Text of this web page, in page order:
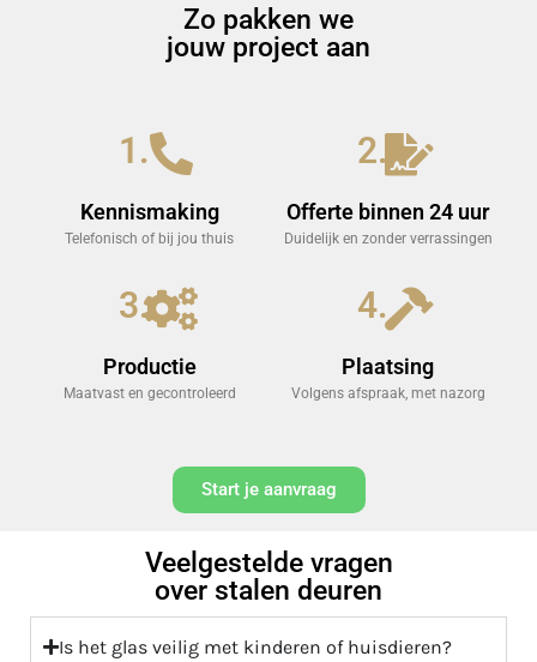
Zo pakken we
jouw project aan
1.
Kennismaking
Telefonisch of bij jou thuis
2.
Offerte binnen 24 uur
Duidelijk en zonder verrassingen
3.
Productie
Maatvast en gecontroleerd
4.
Plaatsing
Volgens afspraak, met nazorg
Start je aanvraag
Veelgestelde vragen
over stalen deuren
Is het glas veilig met kinderen of huisdieren?